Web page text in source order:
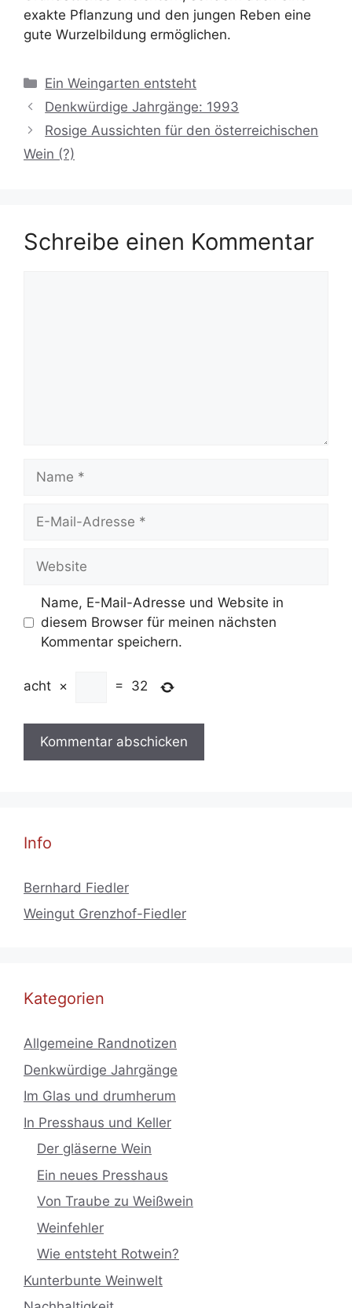
exakte Pflanzung und den jungen Reben eine
gute Wurzelbildung ermöglichen.
Kategorien
Ein Weingarten entsteht
Denkwürdige Jahrgänge: 1993
Rosige Aussichten für den österreichischen
Wein (?)
Schreibe einen Kommentar
Mail-
Name, E-Mail-Adresse und Website in
diesem Browser für meinen nächsten
Kommentar speichern.
acht × = 32
Info
Bernhard Fiedler
Weingut Grenzhof-Fiedler
Kategorien
Allgemeine Randnotizen
Denkwürdige Jahrgänge
Im Glas und drumherum
In Presshaus und Keller
Der gläserne Wein
Ein neues Presshaus
Von Traube zu Weißwein
Weinfehler
Wie entsteht Rotwein?
Kunterbunte Weinwelt